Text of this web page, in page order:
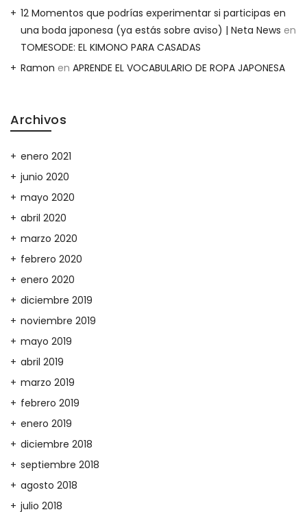
12 Momentos que podrías experimentar si participas en
una boda japonesa (ya estás sobre aviso) | Neta News en
TOMESODE: EL KIMONO PARA CASADAS
Ramon en APRENDE EL VOCABULARIO DE ROPA JAPONESA
Archivos
enero 2021
junio 2020
mayo 2020
abril 2020
marzo 2020
febrero 2020
enero 2020
diciembre 2019
noviembre 2019
mayo 2019
abril 2019
marzo 2019
febrero 2019
enero 2019
diciembre 2018
septiembre 2018
agosto 2018
julio 2018